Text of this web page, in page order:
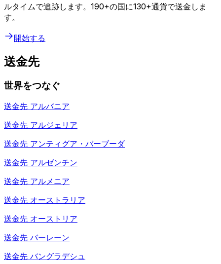
ルタイムで追跡します。190+の国に130+通貨で送金しま
す。
開始する
送金先
世界をつなぐ
送金先 アルバニア
送金先 アルジェリア
送金先 アンティグア・バーブーダ
送金先 アルゼンチン
送金先 アルメニア
送金先 オーストラリア
送金先 オーストリア
送金先 バーレーン
送金先 バングラデシュ